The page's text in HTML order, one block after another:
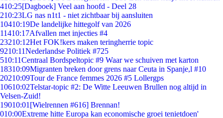
410:25[Dagboek] Veel aan hoofd - Deel 28
210:23LG nas n1t1 - niet zichtbaar bij aansluiten
10410:19De landelijke hittegolf van 2026
11410:17Afvallen met injecties #4
23210:12Het FOK!kers maken teringherrie topic
9210:11Nederlandse Politiek #725
510:11Centraal Bordspeltopic #9 Waar we schuiven met karton
18310:09Migranten breken door grens naar Ceuta in Spanje,l #10
20210:09Tour de France femmes 2026 #5 Lollergps
10610:02Telstar-topic #2: De Witte Leeuwen Brullen nog altijd in
Velsen-Zuid!
19010:01 [Wielrennen #616] Brennan!
010:00Extreme hitte Europa kan economische groei tenietdoen'